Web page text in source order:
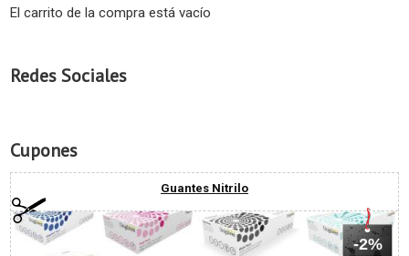
El carrito de la compra está vacío
Redes Sociales
Cupones
Guantes Nitrilo
-2%